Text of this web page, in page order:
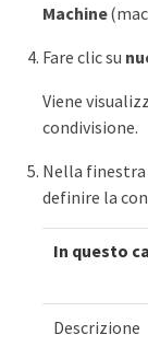
Machine
Fare clic su
Viene
condivisione.
Nella finestra
definire la
In questo
Descrizione